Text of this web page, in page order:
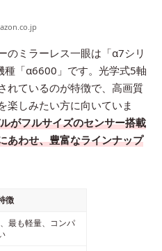
のミラーレス一眼は「α7シリ
種「α6600」です。光学式5軸
れているのが特徴で、高画質
楽しみたい方に向いていま
がフルサイズのセンサー搭載
あわせ、豊富なラインナップ
徴
最も軽量、コンパ